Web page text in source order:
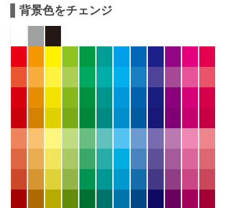
背景色をチェンジ